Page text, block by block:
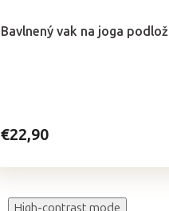
Bavlnený vak na joga
hodnotenie
produktu
€22,90
High-contrast mode